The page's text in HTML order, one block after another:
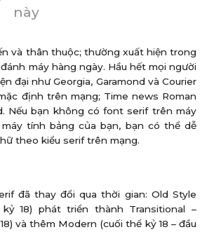
này
và thân thuộc; thường xuất hiện trong
máy hàng ngày. Hầu hết mọi người
đại như Georgia, Garamond và Courier
định trên mạng; Time news Roman
Nếu bạn không có font serif trên máy
tính bảng của bạn, bạn có thể dễ
theo kiểu serif trên mạng.
đã thay đổi qua thời gian: Old Style
18) phát triển thành Transitional –
và thêm Modern (cuối thể kỷ 18 – đầu